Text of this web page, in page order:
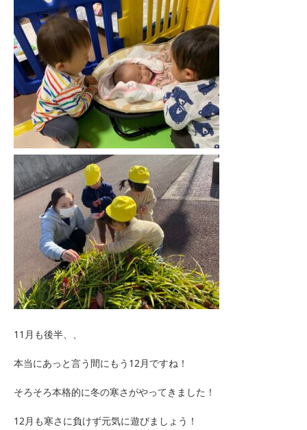
11月も後半、、
本当にあっと言う間にもう12月ですね！
そろそろ本格的に冬の寒さがやってきました！
12月も寒さに負けず元気に遊びましょう！